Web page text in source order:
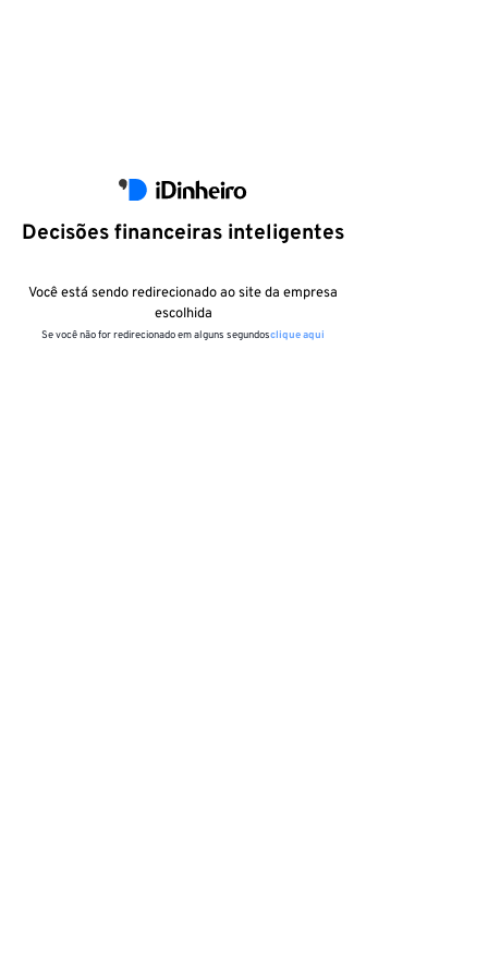
Decisões financeiras inteligentes
Você está sendo redirecionado ao site da empresa
escolhida
Se você não for redirecionado em alguns segundosclique aqui